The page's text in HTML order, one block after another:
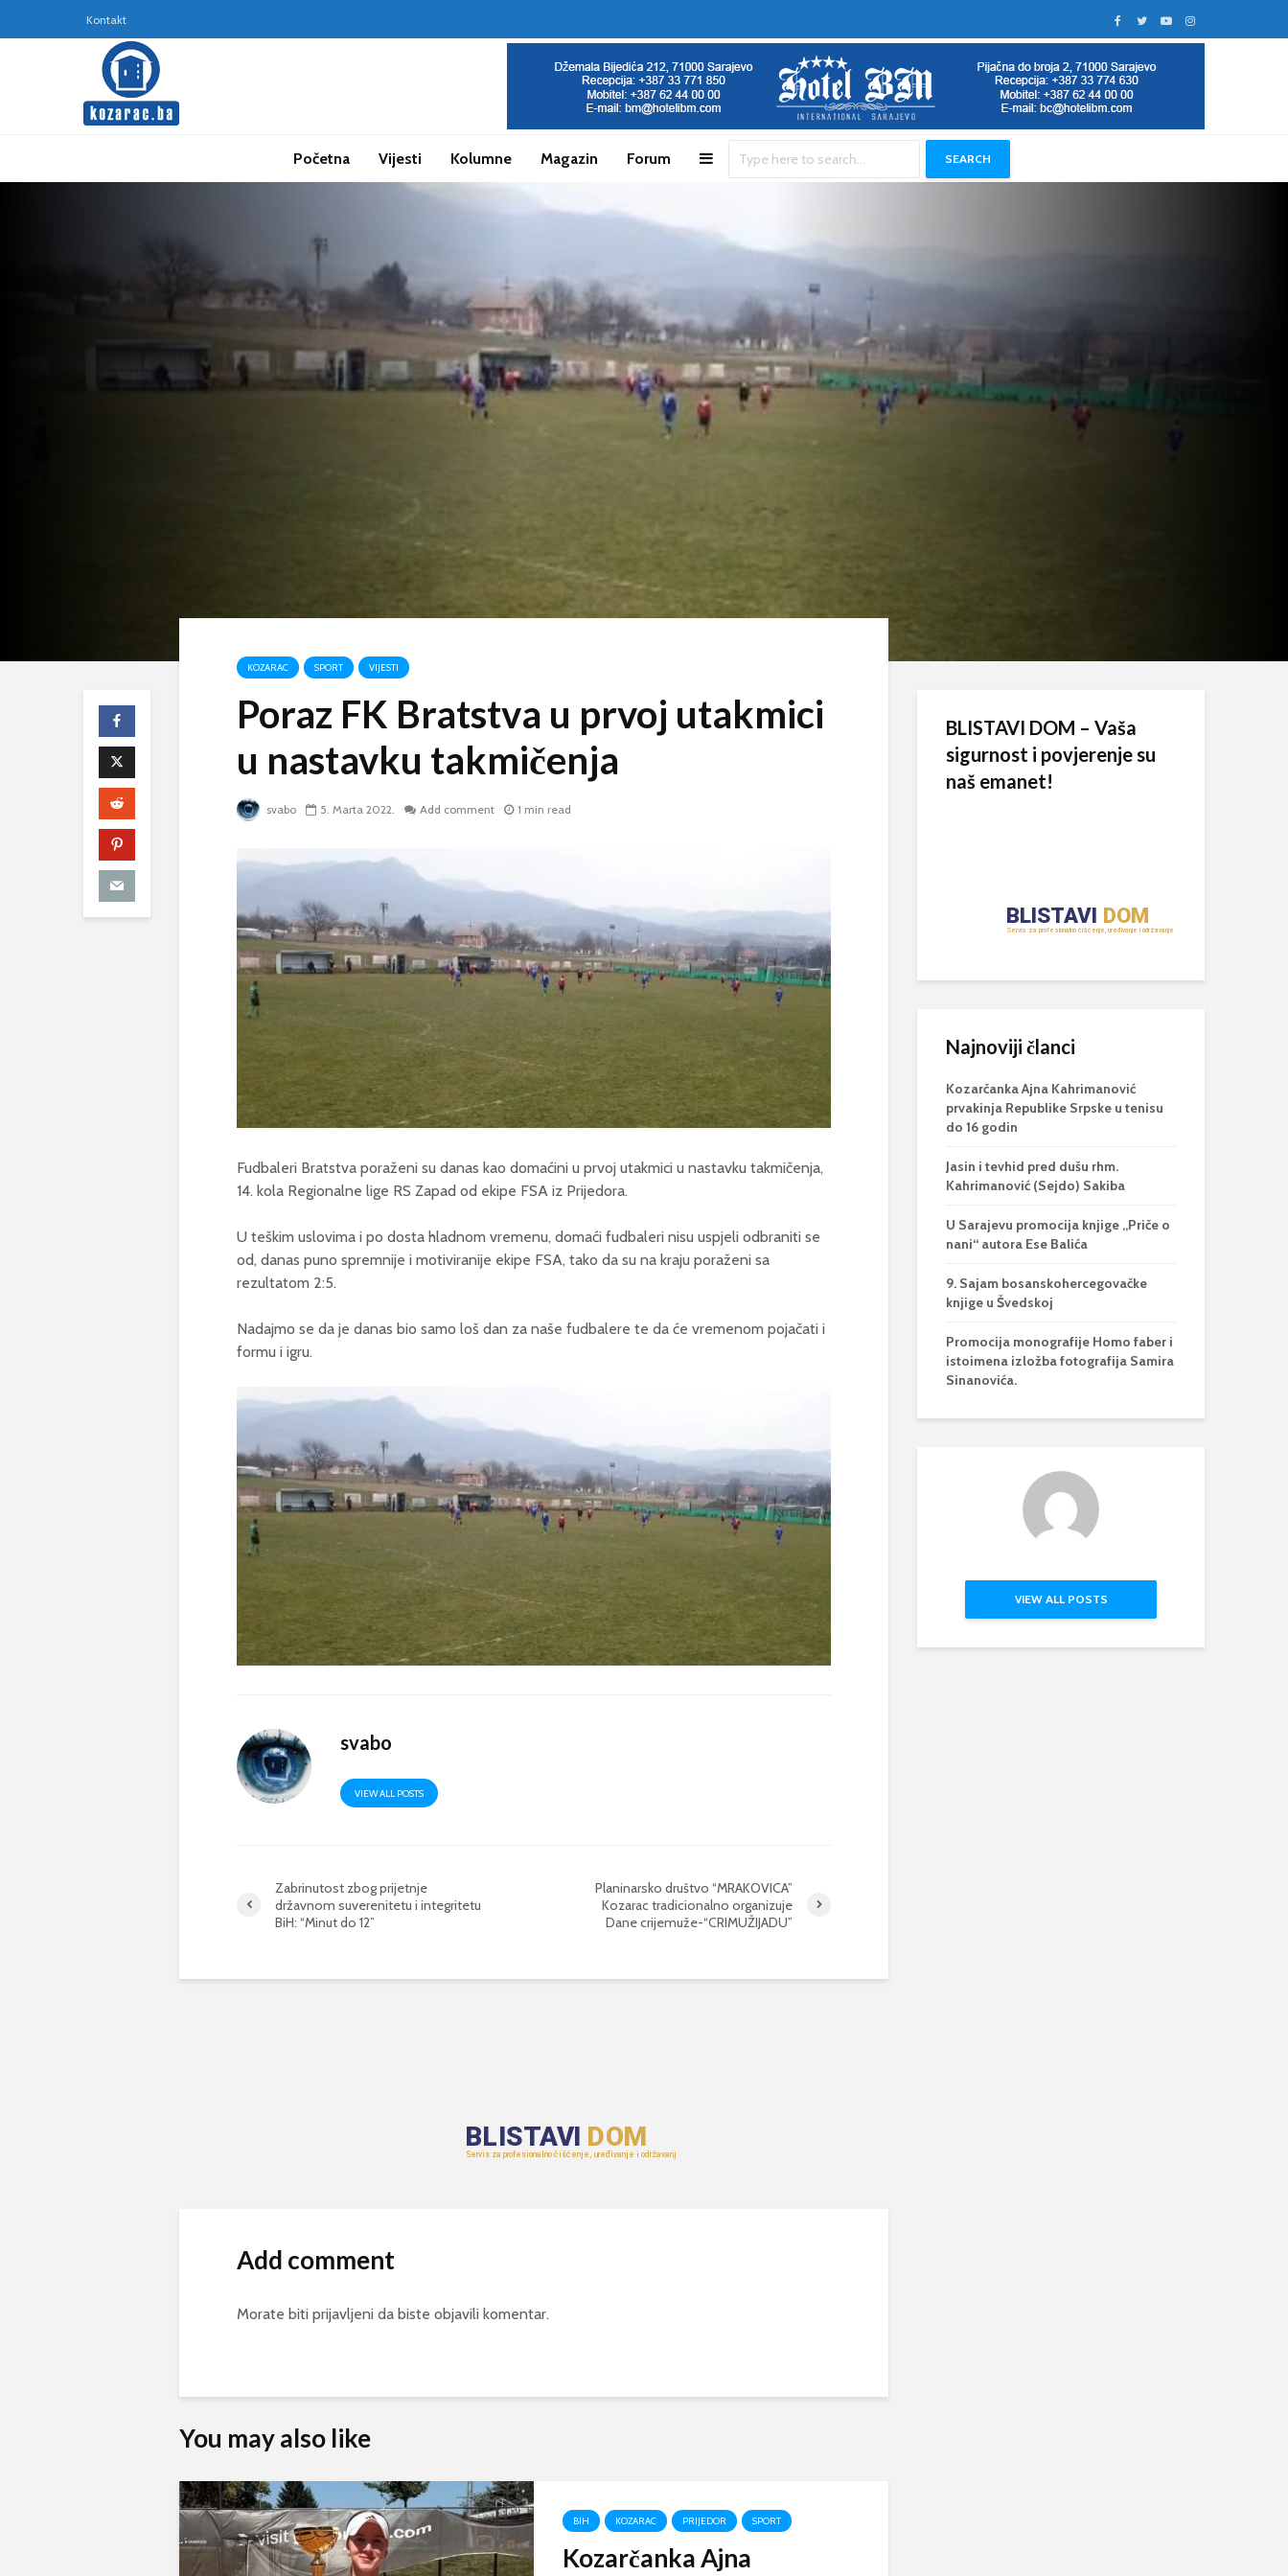
Kontakt
Početna Vijesti Kolumne Magazin Forum SEARCH
KOZARAC SPORT VIJESTI
Poraz FK Bratstva u prvoj utakmici
u nastavku takmičenja
svabo 5. Marta 2022. Add comment 1 min read
Fudbaleri Bratstva poraženi su danas kao domaćini u prvoj utakmici u nastavku takmičenja,
14. kola Regionalne lige RS Zapad od ekipe FSA iz Prijedora.
U teškim uslovima i po dosta hladnom vremenu, domaći fudbaleri nisu uspjeli odbraniti se
od, danas puno spremnije i motiviranije ekipe FSA, tako da su na kraju poraženi sa
rezultatom 2:5.
Nadajmo se da je danas bio samo loš dan za naše fudbalere te da će vremenom pojačati i
formu i igru.
svabo
VIEW ALL POSTS
Zabrinutost zbog prijetnje
državnom suverenitetu i integritetu
BiH: “Minut do 12”
Planinarsko društvo “MRAKOVICA”
Kozarac tradicionalno organizuje
Dane crijemuže-“CRIMUŽIJADU”
Add comment
Morate biti prijavljeni da biste objavili komentar.
You may also like
BIH KOZARAC PRIJEDOR SPORT
Kozarčanka Ajna
BLISTAVI DOM – Vaša
sigurnost i povjerenje su
naš emanet!
Najnoviji članci
Kozarčanka Ajna Kahrimanović
prvakinja Republike Srpske u tenisu
do 16 godin
Jasin i tevhid pred dušu rhm.
Kahrimanović (Sejdo) Sakiba
U Sarajevu promocija knjige „Priče o
nani“ autora Ese Balića
9. Sajam bosanskohercegovačke
knjige u Švedskoj
Promocija monografije Homo faber i
istoimena izložba fotografija Samira
Sinanovića.
VIEW ALL POSTS